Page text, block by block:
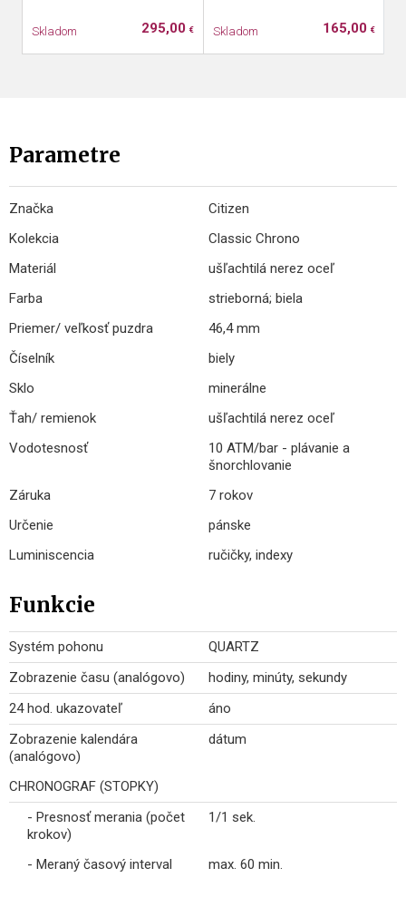
Skladom 295,00 € Skladom 165,00 €
Parametre
Značka
Citizen
Kolekcia
Classic Chrono
Materiál
ušľachtilá nerez oceľ
Farba
strieborná; biela
Priemer/ veľkosť puzdra
46,4 mm
Číselník
biely
Sklo
minerálne
Ťah/ remienok
ušľachtilá nerez oceľ
Vodotesnosť
10 ATM/bar - plávanie a
šnorchlovanie
Záruka
7 rokov
Určenie
pánske
Luminiscencia
ručičky, indexy
Funkcie
Systém pohonu
QUARTZ
Zobrazenie času (analógovo)
hodiny, minúty, sekundy
24 hod. ukazovateľ
áno
Zobrazenie kalendára
(analógovo)
dátum
CHRONOGRAF (STOPKY)
- Presnosť merania (počet
krokov)
1/1 sek.
- Meraný časový interval max. 60 min.